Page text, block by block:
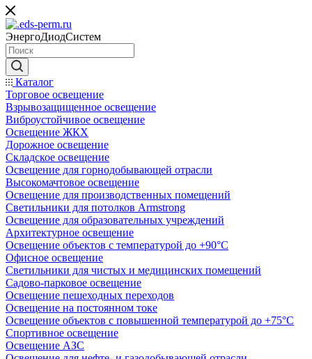
ЭнергоДиодСистем
Каталог
Торговое освещение
Взрывозащищенное освещение
Виброустойчивое освещение
Освещение ЖКХ
Дорожное освещение
Складское освещение
Освещение для горнодобывающей отрасли
Высокомачтовое освещение
Освещение для производственных помещений
Светильники для потолков Armstrong
Освещение для образовательных учреждений
Архитектурное освещение
Освещение объектов с температурой до +90°С
Офисное освещение
Светильники для чистых и медицинских помещений
Садово-парковое освещение
Освещение пешеходных переходов
Освещение на постоянном токе
Освещение объектов с повышенной температурой до +75°C
Спортивное освещение
Освещение АЗС